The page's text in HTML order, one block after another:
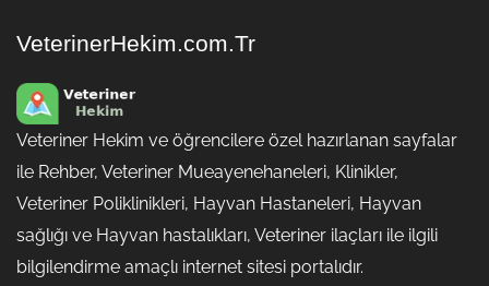
VeterinerHekim.com.Tr
Veteriner Hekim ve öğrencilere özel hazırlanan sayfalar
ile Rehber, Veteriner Mueayenehaneleri, Klinikler,
Veteriner Poliklinikleri, Hayvan Hastaneleri, Hayvan
sağlığı ve Hayvan hastalıkları, Veteriner ilaçları ile ilgili
bilgilendirme amaçlı internet sitesi portalıdır.